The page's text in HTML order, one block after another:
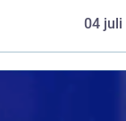
04 juli